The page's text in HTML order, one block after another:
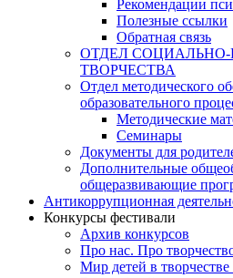
Рекомендации
Полезные ссылки
Обратная связь
ОТДЕЛ
ТВОРЧЕСТВА
Отдел методического
образовательного
Методические
Семинары
Документы для
Дополнительные
общеразвивающие
Антикоррупционная
Конкурсы фестивали
Архив конкурсов
Про нас. Про
Мир детей в